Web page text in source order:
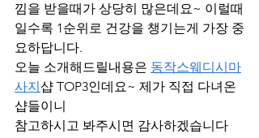
낌을 받을때가 상당히 많은데요~ 이럴때
일수록 1순위로 건강을 챙기는게 가장 중
요하답니다.
오늘 소개해드릴내용은 동작스웨디시마
사지샵 TOP3인데요~ 제가 직접 다녀온
샵들이니
참고하시고 봐주시면 감사하겠습니다